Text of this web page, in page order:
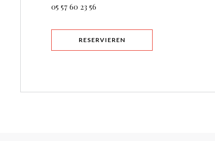
05 57 60 23 56
RESERVIEREN